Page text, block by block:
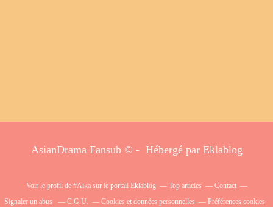
AsianDrama Fansub © - Hébergé par Eklablog
Voir le profil de #Aikasur le portail Eklablog Top articles
Contact
Signaler un abus
C.G.U. Cookies et données personnelles Préférences cookies